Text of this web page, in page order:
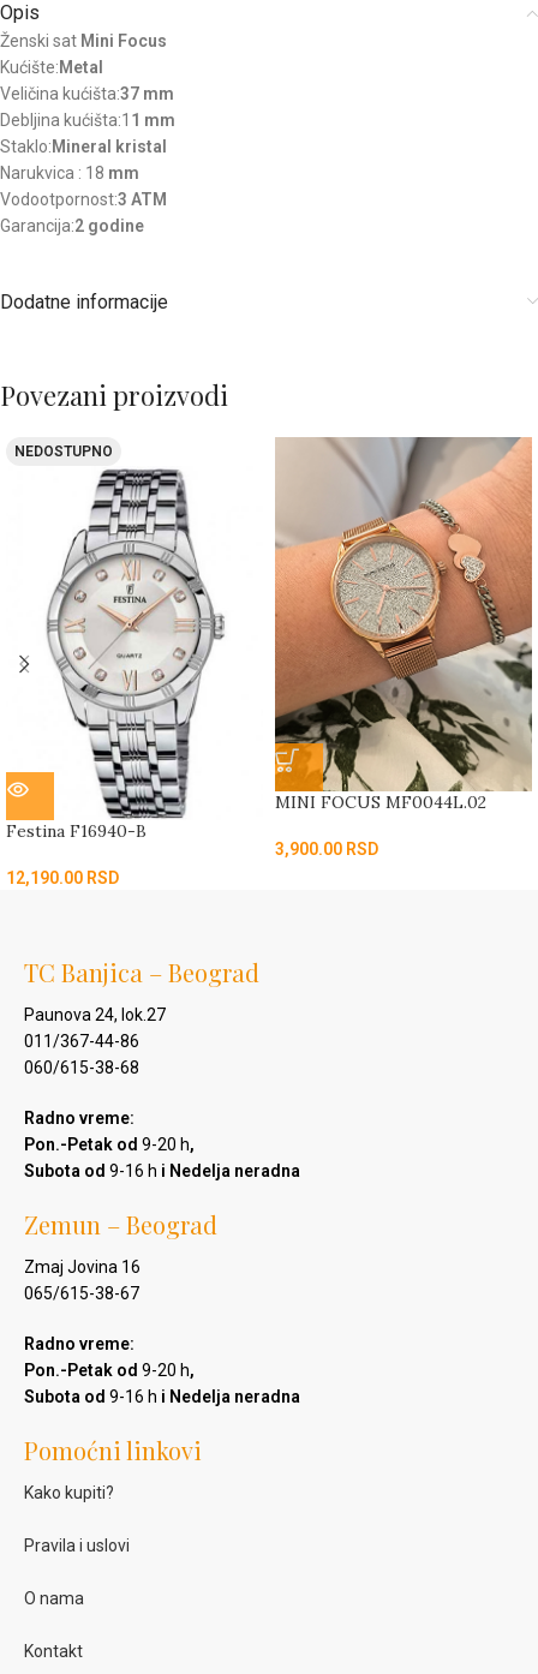
Opis
Ženski sat Mini Focus
Kućište:Metal
Veličina kućišta:37 mm
Debljina kućišta:1 1 mm
Staklo:Mineral kristal
Narukvica : 18 mm
Vodootpornost:3 ATM
Garancija:2 godine
Dodatne informacije
Povezani proizvodi
NEDOSTUPNO
Festina F16940-B
12,190.00 RSD
MINI FOCUS MF0044L.02
3,900.00 RSD
TC Banjica – Beograd
Paunova 24, lok.27
011/367-44-86
060/615-38-68
Radno vreme:
Pon.-Petak od 9-20 h,
Subota od 9-16 h i Nedelja neradna
Zemun – Beograd
Zmaj Jovina 16
065/615-38-67
Radno vreme:
Pon.-Petak od 9-20 h,
Subota od 9-16 h i Nedelja neradna
Pomoćni linkovi
Kako kupiti?
Pravila i uslovi
O nama
Kontakt